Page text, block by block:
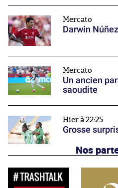
Mercato
Darwin
Mercato
Un ancien
saoudite
Hier à 22:25
Grosse
Nos